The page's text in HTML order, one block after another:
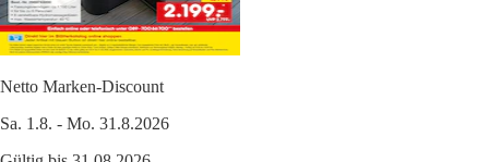
Netto Marken-Discount
Sa. 1.8. - Mo. 31.8.2026